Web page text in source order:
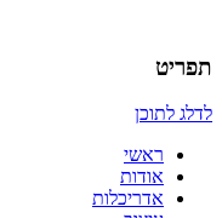
כמו אויר
תפריט
לדלג לתוכן
ראשי
אודות
אדריכלות